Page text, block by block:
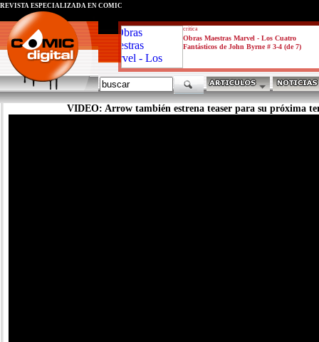
critica
Obras Maestras Marvel - Los Cuatro
Fantásticos de John Byrne # 3-4 (de 7)
REVISTA ESPECIALIZADA EN CÓMIC
VIDEO: Arrow también estrena teaser para su próxima